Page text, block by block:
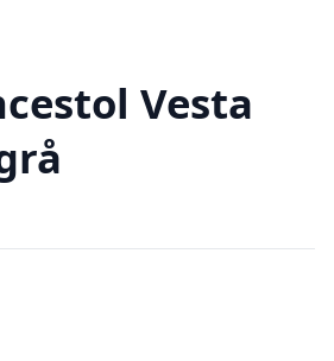
Vesta